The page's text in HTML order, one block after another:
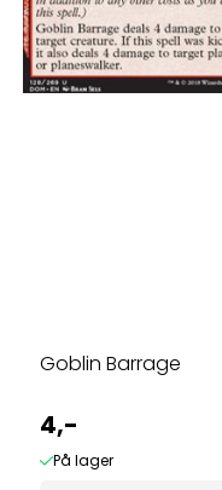
Goblin Barrage
4,-
På lager